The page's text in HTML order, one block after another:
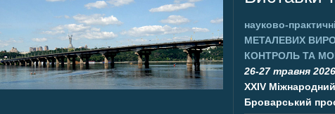
науково-
МЕТАЛЕВИХ
КОНТРОЛЬ ТА
26-27 травня
XXIV
Броварський